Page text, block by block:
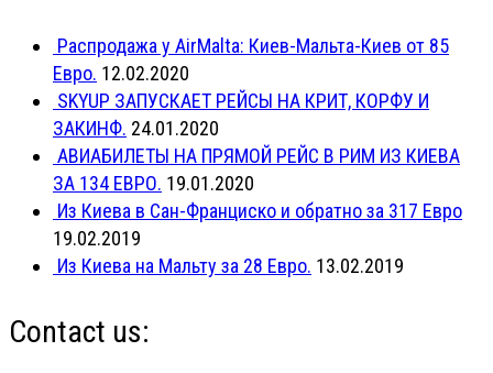
Распродажа у AirMalta: Киев-Мальта-Киев от 85
Евро. 12.02.2020
SKYUP ЗАПУСКАЕТ РЕЙСЫ НА КРИТ, КОРФУ И
ЗАКИНФ. 24.01.2020
АВИАБИЛЕТЫ НА ПРЯМОЙ РЕЙС В РИМ ИЗ КИЕВА
ЗА 134 ЕВРО. 19.01.2020
Из Киева в Сан-Франциско и обратно за 317 Евро
19.02.2019
Из Киева на Мальту за 28 Евро. 13.02.2019
Contact us: